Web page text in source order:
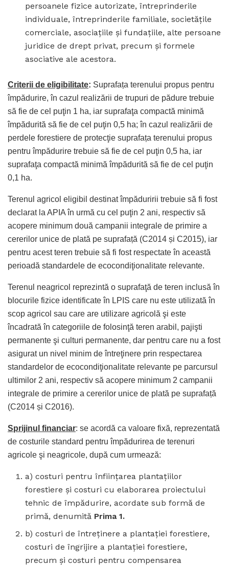
persoanele fizice autorizate, întreprinderile
individuale, întreprinderile familiale, societăţile
comerciale, asociaţiile şi fundaţiile, alte persoane
juridice de drept privat, precum şi formele
asociative ale acestora.
Criterii de eligibilitate: Suprafața terenului propus pentru
împădurire, în cazul realizării de trupuri de pădure trebuie
să fie de cel puţin 1 ha, iar suprafaţa compactă minimă
împădurită să fie de cel puţin 0,5 ha; în cazul realizării de
perdele forestiere de protecţie suprafața terenului propus
pentru împădurire trebuie să fie de cel puţin 0,5 ha, iar
suprafaţa compactă minimă împădurită să fie de cel puţin
0,1 ha.
Terenul agricol eligibil destinat împăduririi trebuie să fi fost
declarat la APIA în urmă cu cel puţin 2 ani, respectiv să
acopere minimum două campanii integrale de primire a
cererilor unice de plată pe suprafață (C2014 și C2015), iar
pentru acest teren trebuie să fi fost respectate în această
perioadă standardele de ecocondiţionalitate relevante.
Terenul neagricol reprezintă o suprafaţă de teren inclusă în
blocurile fizice identificate în LPIS care nu este utilizată în
scop agricol sau care are utilizare agricolă şi este
încadrată în categoriile de folosinţă teren arabil, pajişti
permanente şi culturi permanente, dar pentru care nu a fost
asigurat un nivel minim de întreţinere prin respectarea
standardelor de ecocondiţionalitate relevante pe parcursul
ultimilor 2 ani, respectiv să acopere minimum 2 campanii
integrale de primire a cererilor unice de plată pe suprafață
(C2014 și C2016).
Sprijinul financiar: se acordă ca valoare fixă, reprezentată
de costurile standard pentru împădurirea de terenuri
agricole şi neagricole, după cum urmează:
a) costuri pentru înfiinţarea plantaţiilor
forestiere şi costuri cu elaborarea proiectului
tehnic de împădurire, acordate sub formă de
primă, denumită Prima 1.
b) costuri de întreţinere a plantaţiei forestiere,
costuri de îngrijire a plantaţiei forestiere,
precum şi costuri pentru compensarea